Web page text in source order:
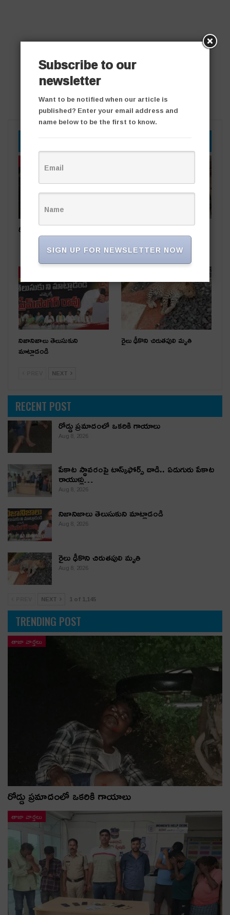
రోడ్డు ప్రమాదంలో ఒకరికి గాయాలు పేకాట స్థావరంపై టాస్క్‌ఫోర్స్
దాడి.. ఏడుగురు పేకాట రాయుళ్లు
అరెస్ట్
నిజానిజాలు తెలుసుకుని
మాట్లాడండి
రైలు ఢీకొని చిరుతపులి మృతి
NEXT
RECENT POST
రోడ్డు ప్రమాదంలో ఒకరికి గాయాలు
Aug 8, 2026
పేకాట స్థావరంపై టాస్క్‌ఫోర్స్ దాడి.. ఏడుగురు పేకాట
రాయుళ్లు…
Aug 8, 2026
నిజానిజాలు తెలుసుకుని మాట్లాడండి
Aug 8, 2026
రైలు ఢీకొని చిరుతపులి మృతి
Aug 8, 2026
NEXT 1 of 1,145
TRENDING POST
తాజా వార్తలు
రోడ్డు ప్రమాదంలో ఒకరికి గాయాలు
తాజా వార్తలు
Subscribe to our
newsletter
Want to be notified when our article is
published? Enter your email address and
name below to be the first to know.
SIGN UP FOR NEWSLETTER NOW